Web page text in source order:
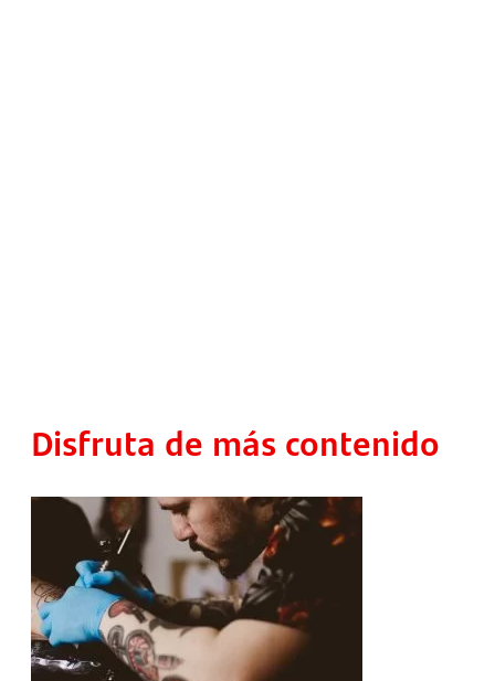
Disfruta de más contenido